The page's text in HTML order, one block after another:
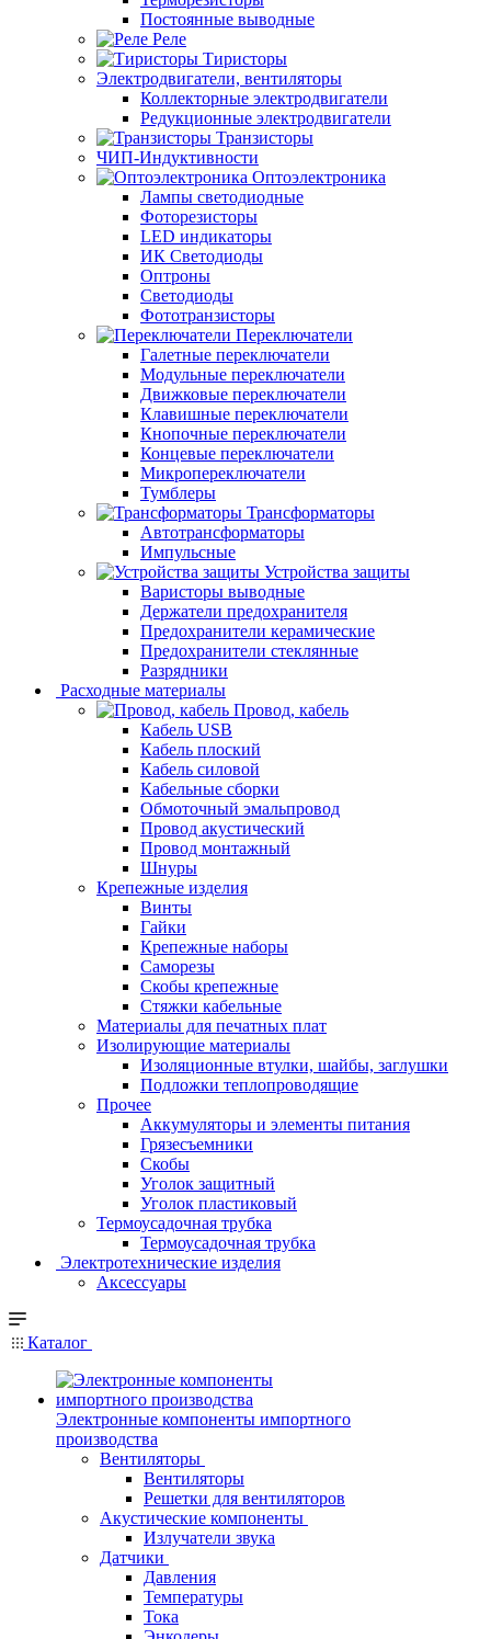
Постоянные выводные
Реле
Тиристоры
Электродвигатели, вентиляторы
Коллекторные электродвигатели
Редукционные электродвигатели
Транзисторы
ЧИП-Индуктивности
Оптоэлектроника
Лампы светодиодные
Фоторезисторы
LED индикаторы
ИК Светодиоды
Оптроны
Светодиоды
Фототранзисторы
Переключатели
Галетные переключатели
Модульные переключатели
Движковые переключатели
Клавишные переключатели
Кнопочные переключатели
Концевые переключатели
Микропереключатели
Тумблеры
Трансформаторы
Автотрансформаторы
Импульсные
Устройства защиты
Варисторы выводные
Держатели предохранителя
Предохранители керамические
Предохранители стеклянные
Разрядники
Расходные материалы
Провод, кабель
Кабель USB
Кабель плоский
Кабель силовой
Кабельные сборки
Обмоточный эмальпровод
Провод акустический
Провод монтажный
Шнуры
Крепежные изделия
Винты
Гайки
Крепежные наборы
Саморезы
Скобы крепежные
Стяжки кабельные
Материалы для печатных плат
Изолирующие материалы
Изоляционные втулки, шайбы, заглушки
Подложки теплопроводящие
Прочее
Аккумуляторы и элементы питания
Грязесъемники
Скобы
Уголок защитный
Уголок пластиковый
Термоусадочная трубка
Термоусадочная трубка
Электротехнические изделия
Аксессуары
Каталог
Электронные компоненты импортного
производства
Вентиляторы
Вентиляторы
Решетки для вентиляторов
Акустические компоненты
Излучатели звука
Датчики
Давления
Температуры
Тока